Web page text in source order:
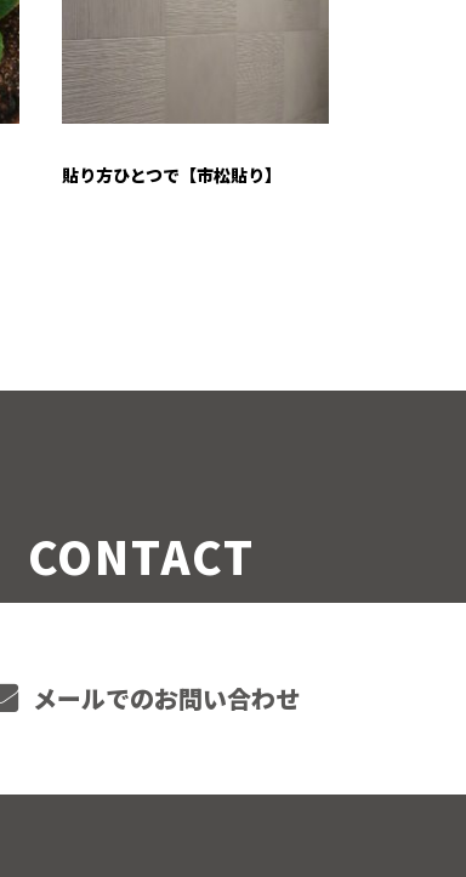
貼り方ひとつで【市松貼り】
CONTACT
メールでのお問い合わせ